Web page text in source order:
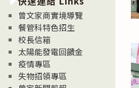
息
News
曾文家商實境導覽
餐管科特色招生
校長信箱
太陽能發電回饋金
疫情專區
失物招領專區